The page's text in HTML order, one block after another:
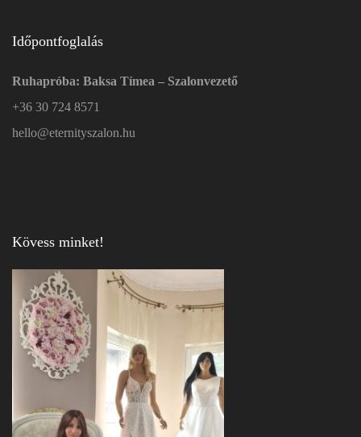
Időpontfoglalás
Ruhapróba: Baksa Tímea – Szalonvezető
+36 30 724 8571
hello@eternityszalon.hu
Kövess minket!